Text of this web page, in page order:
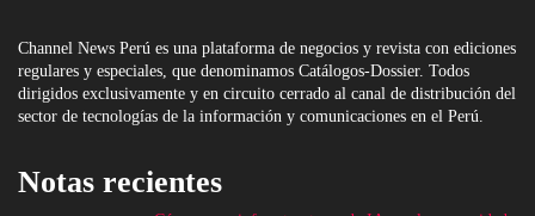
Channel News Perú es una plataforma de negocios y revista con ediciones
regulares y especiales, que denominamos Catálogos-Dossier. Todos
dirigidos exclusivamente y en circuito cerrado al canal de distribución del
sector de tecnologías de la información y comunicaciones en el Perú.
Notas recientes